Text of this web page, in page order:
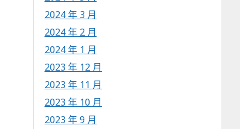
2024 年 3 月
2024 年 2 月
2024 年 1 月
2023 年 12 月
2023 年 11 月
2023 年 10 月
2023 年 9 月